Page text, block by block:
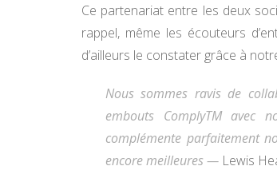
Ce partenariat entre les deux
rappel, même les écouteurs
d’ailleurs le constater grâce à
Nous sommes ravis de
embouts ComplyTM avec
complémente parfaitement
encore meilleures — Lewis